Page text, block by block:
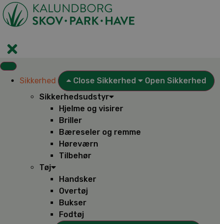
Videre
til
indhold
Sikkerhed Close Sikkerhed
Open Sikkerhed
Sikkerhedsudstyr
Hjelme og visirer
Briller
Bæreseler og remme
Høreværn
Tilbehør
Tøj
Handsker
Overtøj
Bukser
Fodtøj